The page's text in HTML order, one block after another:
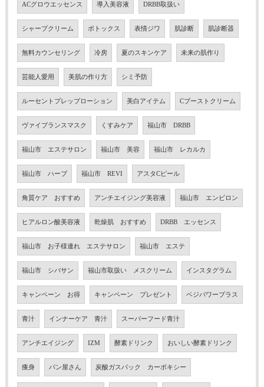
ACグロウエッセンス 導入美容液 DRBB取扱い
シャープクリーム ボトックス 表情ジワ 肌診断 肌診断器
無料カウンセリング 冷房 夏のスキンケア 未来の肌作り
芸能人愛用 美肌の作り方 シミ予防
ルーセントプレップローション 美白アイテム Cブーストクリーム
ヴァイブランスマスク くすみケア 福山市 DRBB
福山市 エステサロン 福山市 美容 福山市 レカルカ
福山市 ハーブ 福山市 REVI アスタCピール
角質ケア おすすめ アンチエイジング美容液 福山市 エンビロン
ヒアルロン酸美容液 乾燥肌 おすすめ DRBB エッセンス
福山市 お子様連れ エステサロン 福山市 エステ
福山市 シバサン 福山市取扱い メスクリーム インスタグラム
キャンペーン お得 キャンペーン プレゼント ベジパワープラス
青汁 インナーケア 青汁 スーパーフード青汁
アンチエイジング IZM 酵素ドリンク おいしい酵素ドリンク
痩身 パン屋さん 炭酸ガスパック カーボキシー